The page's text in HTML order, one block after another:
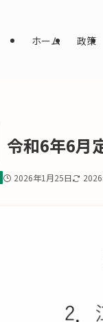
ホーム 政策
令和6年6月
2026年1月25日